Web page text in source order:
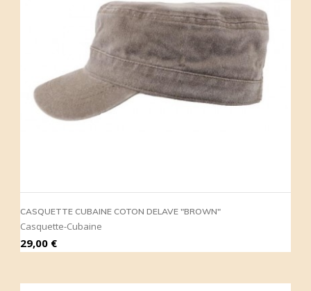
CASQUETTE CUBAINE COTON DELAVE "BROWN"
Casquette-Cubaine
Prix
29,00 €